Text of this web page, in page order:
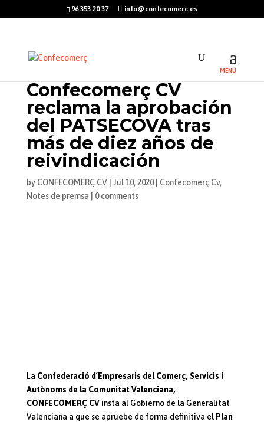
96 353 20 37 info@confecomerc.es
Confecomerç CV
reclama la aprobación
del PATSECOVA tras
más de diez años de
reivindicación
by CONFECOMERÇ CV| Jul 10, 2020| Confecomerç Cv,
Notes de premsa
0 comments
La Confederació d´Empresaris del Comerç, Servicis i
Autònoms de la Comunitat Valenciana,
CONFECOMERÇ CVinsta al Gobierno de la Generalitat
Valenciana a que se apruebe de forma definitiva el Plan